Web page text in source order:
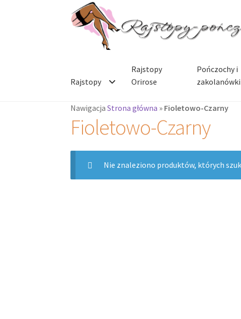
Przejdź
do
nawigacji
Przejdź
do
treści
Rajstopy
Rajstopy
Orirose
Pończochy i
zakolanówki
NawigacjaStrona główna » Fioletowo-Czarny
Fioletowo-Czarny
Nie znaleziono produktów, których